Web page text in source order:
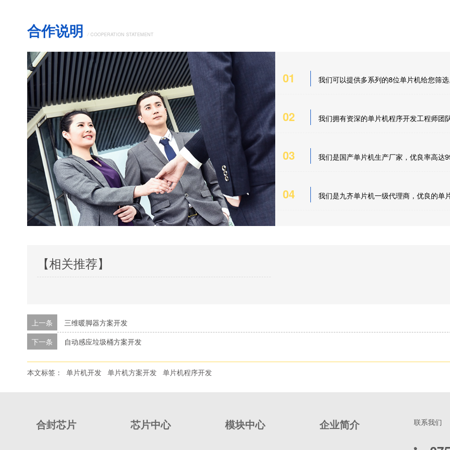
合作说明 /COOPERATION STATEMENT
01 我们可以提供多系列的8位单片机给您筛选
02 我们拥有资深的单片机程序开发工程师团队
03 我们是国产单片机生产厂家，优良率高达
04 我们是九齐单片机一级代理商，优良的单
【相关推荐】
上一条
三维暖脚器方案开发
下一条 自动感应垃圾桶方案开发
本文标签： 单片机开发 单片机方案开发 单片机程序开发
合封芯片 芯片中心 模块中心 企业简介 联系我们